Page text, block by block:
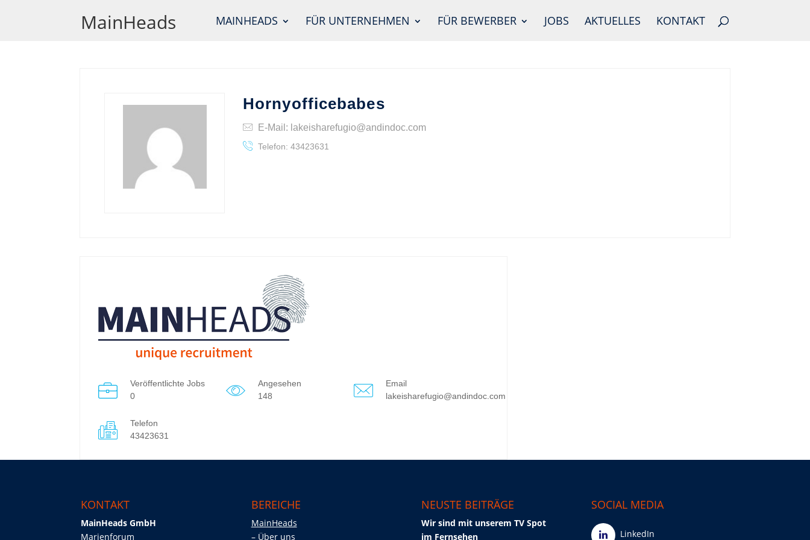
MainHeads MAINHEADS FÜR UNTERNEHMEN FÜR BEWERBER JOBS AKTUELLES KONTAKT
Hornyofficebabes
E-Mail: lakeisharefugio@andindoc.com
Telefon: 43423631
Veröffentlichte Jobs
0
Angesehen
148
Email
lakeisharefugio@andindoc.com
Telefon
43423631
KONTAKT
MainHeads GmbH
Marienforum
BEREICHE
MainHeads
Über uns
NEUSTE BEITRÄGE
Wir sind mit unserem TV Spot
im Fernsehen
SOCIAL MEDIA
LinkedIn